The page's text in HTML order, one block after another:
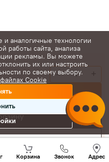
- +
сейчас
Корзина Звонок Адрес
нам
+(373)
аналогичные технологии
работы сайта, анализа
рекламы. Вы можете
их или настроить
по своему выбору.
Cookie